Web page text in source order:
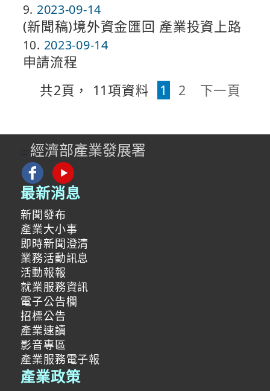
9 2023-09-14
(新聞稿)境外資金匯回 產業投資上路
10 2023-09-14
申請流程
共2頁， 11 項資料 1 2 下一頁
::: 經濟部產業發展署
最新消息
新聞發布
產業大小事
即時新聞澄清
業務活動訊息
活動報報
就業服務資訊
電子公告欄
招標公告
產業速讀
影音專區
產業服務電子報
產業政策